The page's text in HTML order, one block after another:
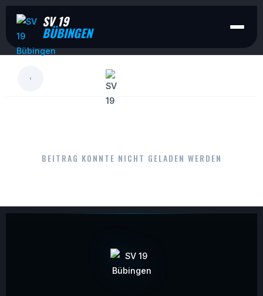
SV 19
BÜBINGEN
BEITRAG KONNTE NICHT GELADEN WERDEN